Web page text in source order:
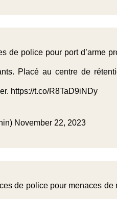
de police pour port d’arme
Placé au centre de
https://t.co/R8TaD9iNDy
November 22, 2023
de police pour menaces de